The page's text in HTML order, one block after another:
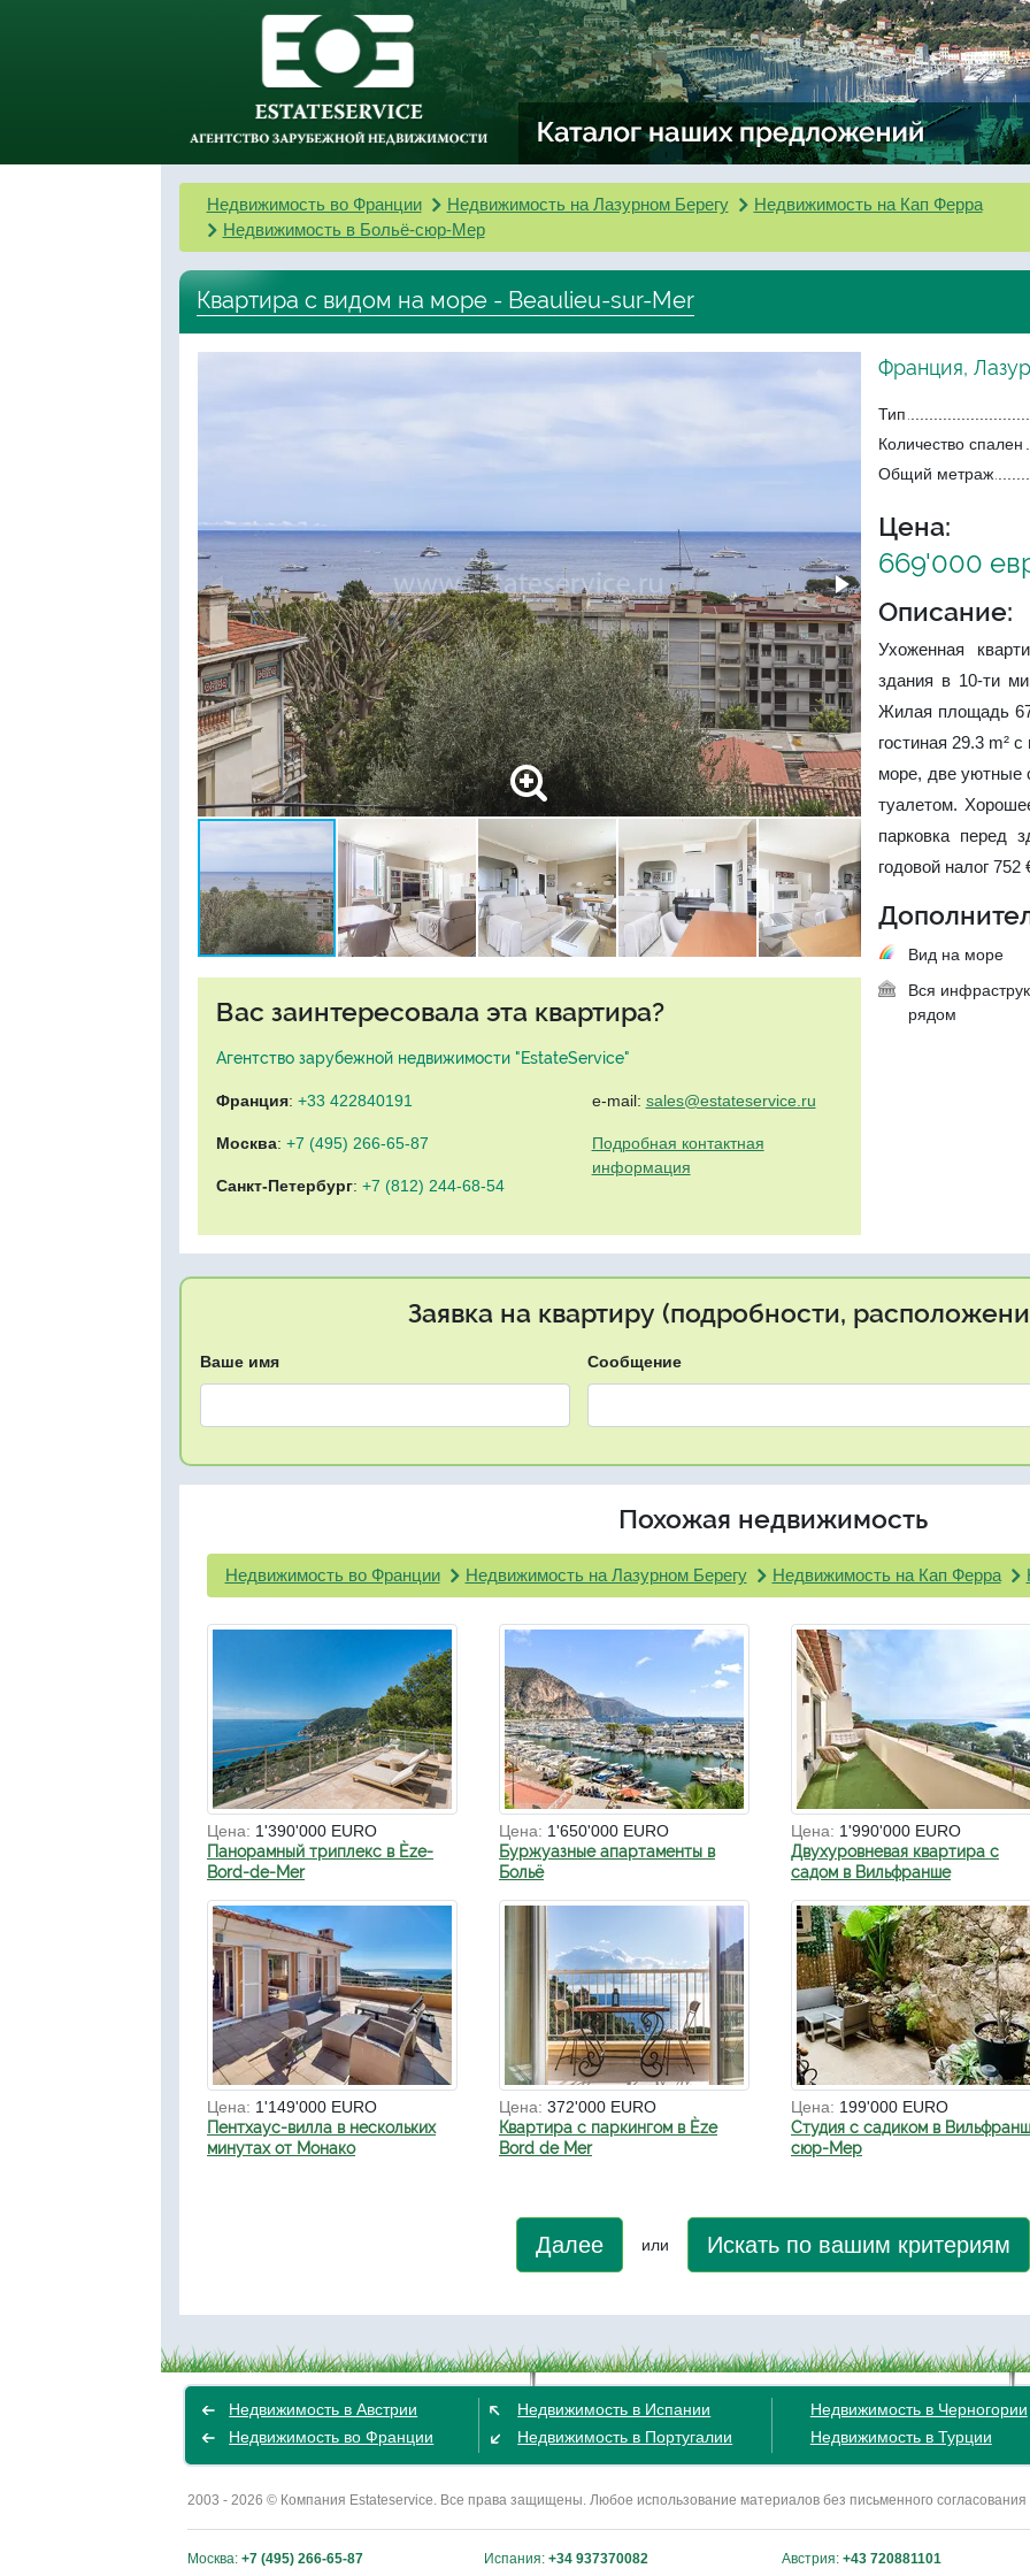
Недвижимость во Франции Недвижимость на Лазурном Берегу
Недвижимость на Кап Ферра
Недвижимость в Больё-сюр-Мер
Квартира с видом на море - Beaulieu-sur-Mer
Вас заинтересовала эта квартира?
Агентство зарубежной недвижимости "EstateService"
Франция: +33 422840191
Москва: +7 (495) 266-65-87
Санкт-Петербург: +7 (812) 244-68-54
e-mail: sales@estateservice.ru
Подробная контактная
информация
Франция,
Тип
Количество спален
Общий метраж
Цена:
669'000
Описание:
Ухоженная
здания в 10-ти
Жилая площадь
гостиная 29.3 m²
море, две уютные
туалетом.
парковка перед
годовой налог 752
Вид на море
Вся
рядом
Заявка на квартиру (подробности,
Ваше имя Сообщение
Похожая недвижимость
Недвижимость во Франции Недвижимость на Лазурном Берегу Недвижимость на Кап Ферра
Цена: 1'390'000 EURO
Панорамный триплекс в Èze-
Bord-de-Mer
Цена: 1'650'000 EURO
Буржуазные апартаменты в
Больё
Цена: 1'990'000 EURO
Двухуровневая квартира с
садом в Вильфранше
Цена: 1'149'000 EURO
Пентхаус-вилла в нескольких
минутах от Монако
Цена: 372'000 EURO
Квартира с паркингом в Èze
Bord de Mer
Цена: 199'000 EURO
Студия с садиком в
сюр-Мер
Далее или Искать по вашим критериям
Недвижимость в Австрии
Недвижимость во Франции
Недвижимость в Испании
Недвижимость в Португалии
Недвижимость в Черногории
Недвижимость в Турции
2003 - 2026 © Компания Estateservice. Все права защищены. Любое использование материалов без письменного
Москва: +7 (495) 266-65-87 Испания: +34 937370082 Австрия: +43 720881101